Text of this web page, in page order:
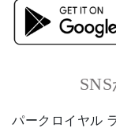
パークロイヤル